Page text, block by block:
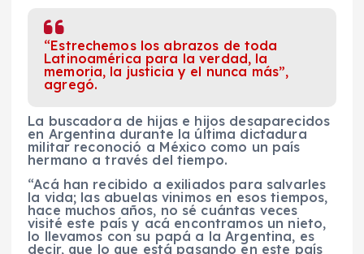
“Estrechemos los abrazos de toda
Latinoamérica para la verdad, la
memoria, la justicia y el nunca más”,
agregó.
La buscadora de hijas e hijos desaparecidos
en Argentina durante la última dictadura
militar reconoció a México como un país
hermano a través del tiempo.
“Acá han recibido a exiliados para salvarles
la vida; las abuelas vinimos en esos tiempos,
hace muchos años, no sé cuántas veces
visité este país y acá encontramos un nieto,
lo llevamos con su papá a la Argentina, es
decir, que lo que está pasando en este país